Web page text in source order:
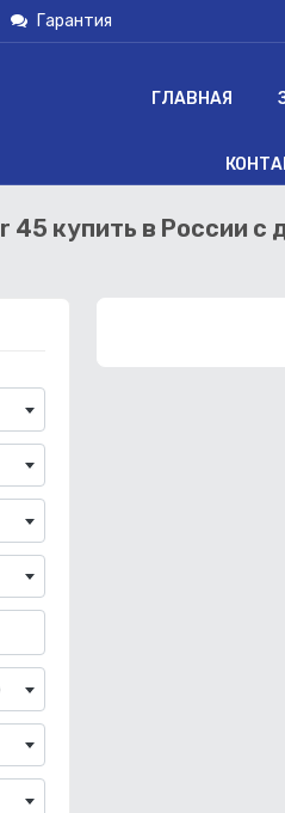
Гарантия
ГЛАВНАЯ
45 купить в России с
×
×